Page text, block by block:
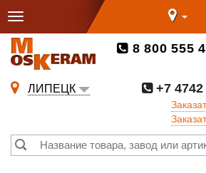
8 800 555
ЛИПЕЦК
+7 4742